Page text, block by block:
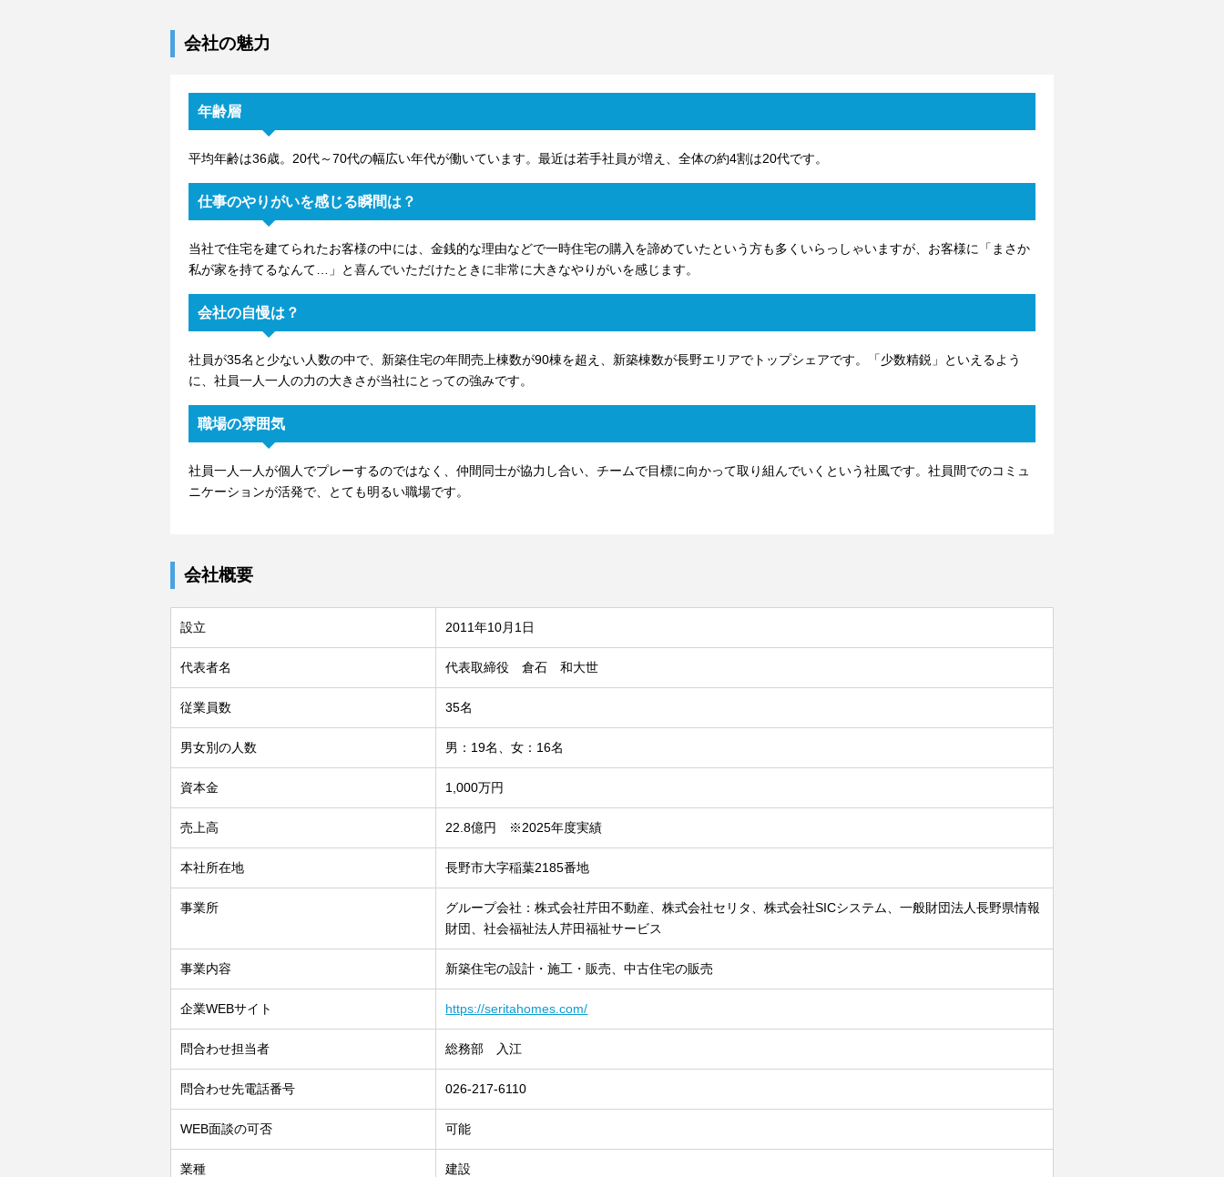
会社の魅力
年齢層
平均年齢は36歳。20代～70代の幅広い年代が働いています。最近は若手社員が増え、全体の約4割は20代です。
仕事のやりがいを感じる瞬間は？
当社で住宅を建てられたお客様の中には、金銭的な理由などで一時住宅の購入を諦めていたという方も多くいらっしゃいますが、お客様に「まさか
私が家を持てるなんて…」と喜んでいただけたときに非常に大きなやりがいを感じます。
会社の自慢は？
社員が35名と少ない人数の中で、新築住宅の年間売上棟数が90棟を超え、新築棟数が長野エリアでトップシェアです。「少数精鋭」といえるよう
に、社員一人一人の力の大きさが当社にとっての強みです。
職場の雰囲気
社員一人一人が個人でプレーするのではなく、仲間同士が協力し合い、チームで目標に向かって取り組んでいくという社風です。社員間でのコミュ
ニケーションが活発で、とても明るい職場です。
会社概要
設立 2011年10月1日
代表者名 代表取締役 倉石 和大世
従業員数 35名
男女別の人数 男：19名、女：16名
資本金 1,000万円
売上高 22.8億円 ※2025年度実績
本社所在地 長野市大字稲葉2185番地
事業所
グループ会社：株式会社芹田不動産、株式会社セリタ、株式会社SICシステム、一般財団法人長野県情報
財団、社会福祉法人芹田福祉サービス
事業内容 新築住宅の設計・施工・販売、中古住宅の販売
企業WEBサイト https://seritahomes.com/
問合わせ担当者 総務部 入江
問合わせ先電話番号 026-217-6110
WEB面談の可否 可能
業種 建設